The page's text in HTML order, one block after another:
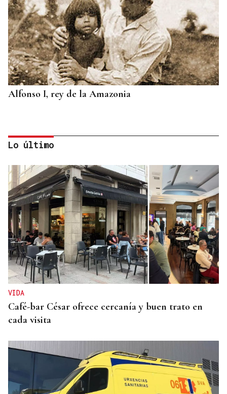
Alfonso I, rey de la Amazonia
BIOGRAFÍAS
Jesusa Prado López, la fuerza ourensana que
iluminó La Habana
Lo último
VIDA
Café-bar César ofrece cercanía y buen trato en
cada visita